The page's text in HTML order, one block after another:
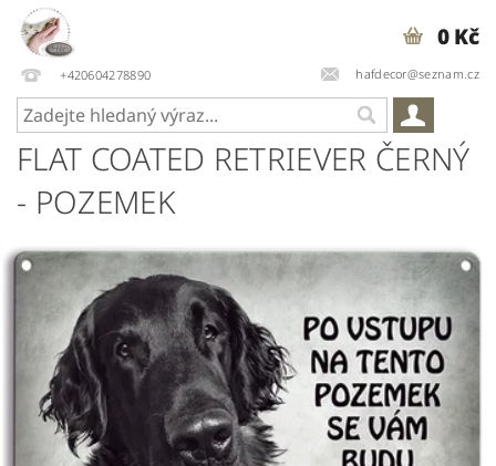
+420604278890 hafdecor@seznam.cz
0 Kč
FLAT COATED RETRIEVER ČERNÝ
- POZEMEK